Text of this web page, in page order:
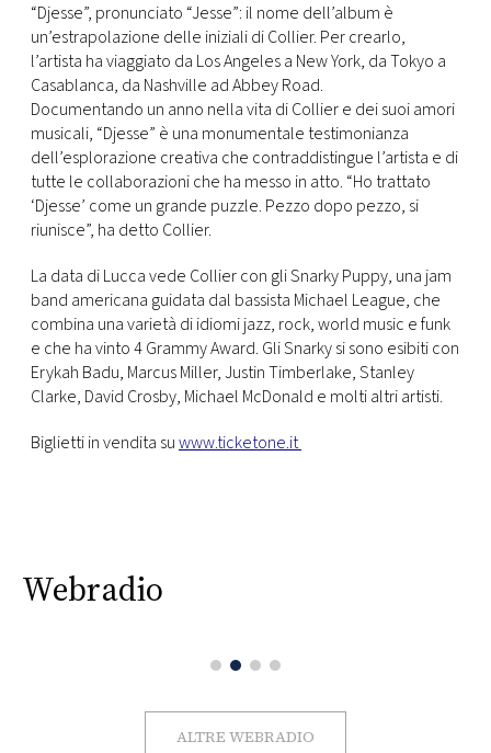
“Djesse”, pronunciato “Jesse”: il nome dell’album è
un’estrapolazione delle iniziali di Collier. Per crearlo,
l’artista ha viaggiato da Los Angeles a New York, da Tokyo a
Casablanca, da Nashville ad Abbey Road.
Documentando un anno nella vita di Collier e dei suoi amori
musicali, “Djesse” è una monumentale testimonianza
dell’esplorazione creativa che contraddistingue l’artista e di
tutte le collaborazioni che ha messo in atto. “Ho trattato
‘Djesse’ come un grande puzzle. Pezzo dopo pezzo, si
riunisce”, ha detto Collier.
La data di Lucca vede Collier con gli Snarky Puppy, una jam
band americana guidata dal bassista Michael League, che
combina una varietà di idiomi jazz, rock, world music e funk
e che ha vinto 4 Grammy Award. Gli Snarky si sono esibiti con
Erykah Badu, Marcus Miller, Justin Timberlake, Stanley
Clarke, David Crosby, Michael McDonald e molti altri artisti.
Biglietti in vendita suwww.ticketone.it
Webradio
ALTRE WEBRADIO